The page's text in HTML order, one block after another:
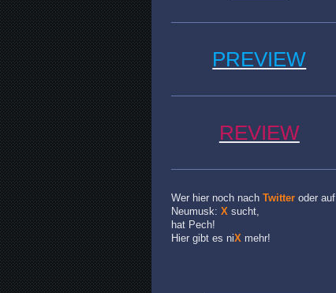
PREVIEW
REVIEW
Wer hier noch nach Twitter oder auf
Neumusk: X sucht,
hat Pech!
Hier gibt es niX mehr!